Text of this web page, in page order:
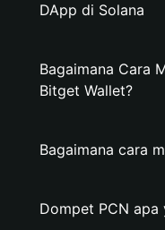
DApp di Solana
Bagaimana Cara
Bitget Wallet?
Bagaimana cara
Dompet PCN apa